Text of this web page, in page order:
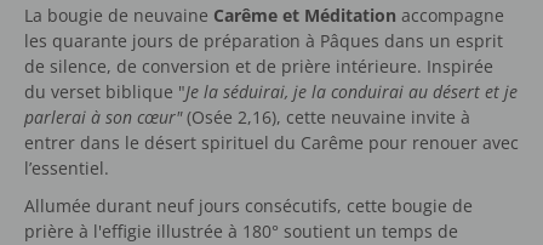
La bougie de neuvaine Carême et Méditation accompagne
les quarante jours de préparation à Pâques dans un esprit
de silence, de conversion et de prière intérieure. Inspirée
du verset biblique "Je la séduirai, je la conduirai au désert et je
parlerai à son cœur"(Osée 2,16), cette neuvaine invite à
entrer dans le désert spirituel du Carême pour renouer avec
l’essentiel.
Allumée durant neuf jours consécutifs, cette bougie de
prière à l'effigie illustrée à 180° soutient un temps de